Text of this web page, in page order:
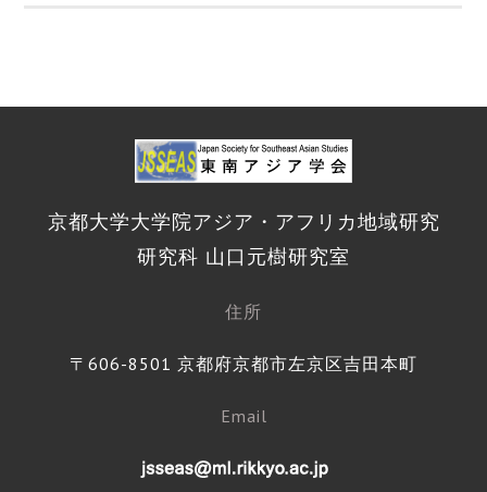
京都大学大学院アジア・アフリカ地域研究
研究科 山口元樹研究室
住所
〒606-8501 京都府京都市左京区吉田本町
Email